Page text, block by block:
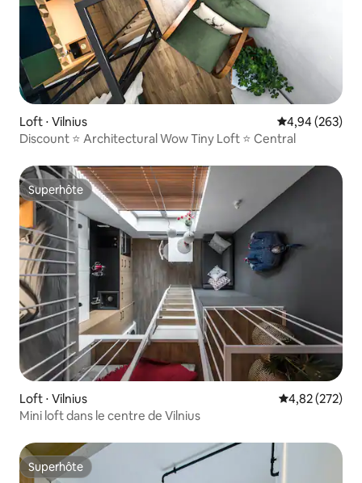
Loft ⋅ Vilnius Évaluation
4,94 (263)
Discount ⭐️ Architectural Wow Tiny Loft ⭐️ Central
Superhôte
Superhôte
Loft ⋅ Vilnius Évaluation
4,82 (272)
Mini loft dans le centre de Vilnius
Superhôte
Superhôte